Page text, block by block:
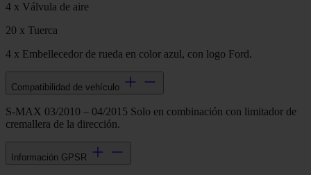
4 x Válvula de aire
20 x Tuerca
4 x Embellecedor de rueda en color azul, con logo Ford.
Compatibilidad de vehículo
S-MAX 03/2010 – 04/2015 Solo en combinación con limitador de
cremallera de la dirección.
Información GPSR